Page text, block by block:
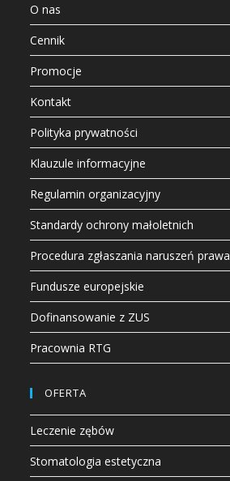
O nas
Cennik
Promocje
Kontakt
Polityka prywatności
Klauzule informacyjne
Regulamin organizacyjny
Standardy ochrony małoletnich
Procedura zgłaszania naruszeń prawa
Fundusze europejskie
Dofinansowanie z ZUS
Pracownia RTG
OFERTA
Leczenie zębów
Stomatologia estetyczna